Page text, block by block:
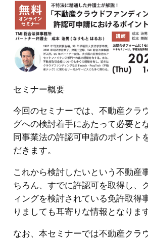
セミナー概要
今回のセミナーでは、不動産クラ
グへの検討着手にあたって必要と
同事業法の許認可申請のポイント
だきます。
これから検討したいという不動産
ちろん、すでに許認可を取得し、
ィングを検討されている免許取得
りましても耳寄りな情報となります
なお、本セミナーでは不動産クラ